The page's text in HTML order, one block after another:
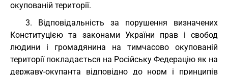
окупованій території.
3. Відповідальність за порушення визначених
Конституцією та законами України прав і свобод
людини і громадянина на тимчасово окупованій
території покладається на Російську Федерацію як на
державу-окупанта відповідно до норм і принципів